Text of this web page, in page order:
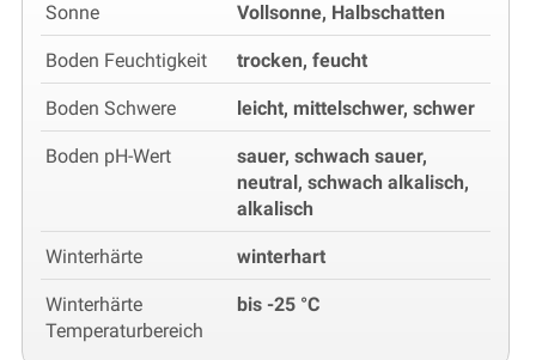
Sonne Vollsonne, Halbschatten
Boden Feuchtigkeit trocken, feucht
Boden Schwere leicht, mittelschwer, schwer
Boden pH-Wert
sauer, schwach sauer,
neutral, schwach alkalisch,
alkalisch
Winterhärte winterhart
Winterhärte
Temperaturbereich
bis -25 °C